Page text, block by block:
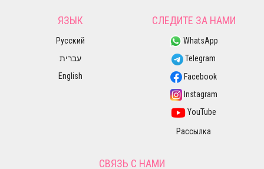
ЯЗЫК
Русский
עברית
English
СЛЕДИТЕ ЗА НАМИ
WhatsApp
Telegram
Facebook
Instagram
YouTube
Рассылка
СВЯЗЬ С НАМИ